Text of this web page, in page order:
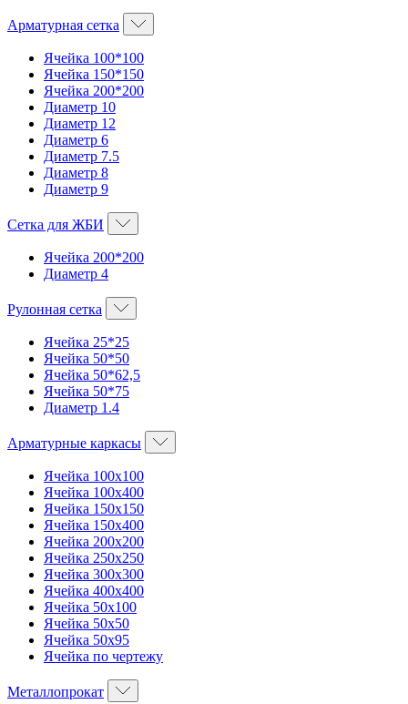
Арматурная сетка
Ячейка 100*100
Ячейка 150*150
Ячейка 200*200
Диаметр 10
Диаметр 12
Диаметр 6
Диаметр 7.5
Диаметр 8
Диаметр 9
Сетка для ЖБИ
Ячейка 200*200
Диаметр 4
Рулонная сетка
Ячейка 25*25
Ячейка 50*50
Ячейка 50*62,5
Ячейка 50*75
Диаметр 1.4
Арматурные каркасы
Ячейка 100х100
Ячейка 100х400
Ячейка 150х150
Ячейка 150х400
Ячейка 200х200
Ячейка 250х250
Ячейка 300х300
Ячейка 400х400
Ячейка 50х100
Ячейка 50х50
Ячейка 50х95
Ячейка по чертежу
Металлопрокат